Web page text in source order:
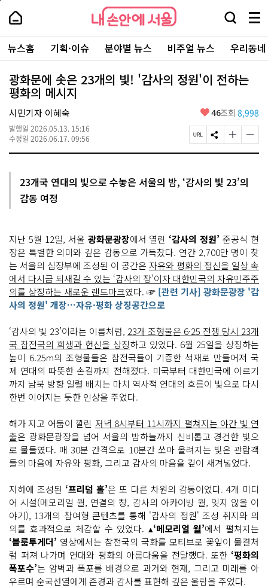
본
로
가
내
손
안
에
서
울
-
서
울
시
대
표
소
통
포
내
손
에
울
검
창
열
기
메
뉴
전
체
보
주
요
서
뉴스홈 기획·이슈 분야별 뉴스 비주얼 뉴스 우리동
광화문에 솟은 23개의 빛! '감사의 정원'이 전하는
평화의 메시지
시민기자 이혜숙
발행일 2026.05.13. 15:16
수정일 2026.06.17. 09:56
좋
요
46조회 8,998
페
이
R
L
S
N
유
하
글
자
크
게
글
자
23개국 연대의 빛으로 수놓은 서울의 밤, ‘감사의 빛 23’의
감동 여정
지난 5월 12일, 서울 광화문광장에서 열린 ‘감사의 정원’ 준공식 현
장은 특별한 의미와 깊은 감동으로 가득찼다. 연간 2,700만 명이 찾
는 서울의 심장부에 조성된 이 공간은 자유와 평화의 정신을 일상 속
에서 다시금 되새길 수 있는 ‘감사의 장’이자 대한민국의 자유민주주
의를 상징하는 새로운 랜드마크였다. ☞ [관련 기사] 광화문광장 '감
사의 정원' 개장…자유·평화 상징공간으로
‘감사의 빛 23’이라는 이름처럼, 23개 조형물은 6·25 전쟁 당시 23개
국 참전국의 희생과 헌신을 상징하고 있었다. 6월 25일을 상징하는
높이 6.25m의 조형물들은 참전국들이 기증한 석재로 만들어져 국
제 연대의 따뜻한 손길까지 전해졌다. 미국부터 대한민국에 이르기
까지 남북 방향 일렬 배치는 마치 역사적 연대의 흐름이 빛으로 다시
한번 이어지는 듯한 인상을 주었다.
해가 지고 어둠이 깔린 저녁 8시부터 11시까지 펼쳐지는 야간 빛 연
출은 광화문광장을 넘어 서울의 밤하늘까지 신비롭고 경건한 빛으
로 물들였다. 매 30분 간격으로 10분간 쏘아 올려지는 빛은 관람객
들의 마음에 자유와 평화, 그리고 감사의 마음을 깊이 새겨넣었다.
지하에 조성된 ‘프리덤 홀’은 또 다른 차원의 감동이었다. 4개 미디
어 시설(메모리얼 월, 연결의 창, 감사의 아카이빙 월, 잊지 않을 이
야기), 13개의 참여형 콘텐츠를 통해 '감사의 정원' 조성 취지와 의
의를 효과적으로 체감할 수 있었다. ▴‘메모리얼 월’에서 펼쳐지는
‘블룸투게더’ 영상에서는 참전국의 국화를 모티브로 꽃잎이 물결처
럼 퍼져 나가며 연대와 평화의 아름다움을 전달했다. 또한 ‘평화의
폭포수’는 암벽과 폭포를 배경으로 과거와 현재, 그리고 미래를 아
우르며 순국선열에게 존경과 감사를 표현해 깊은 울림을 주었다.
페
상
단
로